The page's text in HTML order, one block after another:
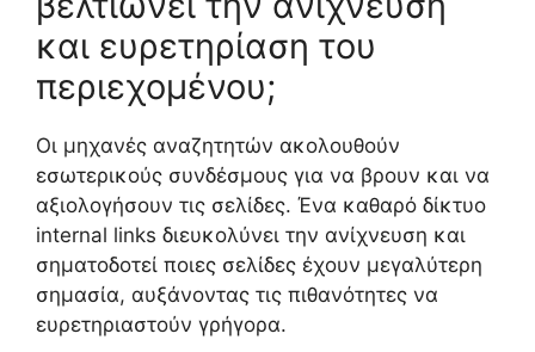
και ευρετηρίαση του
περιεχομένου;
Οι μηχανές αναζητητών ακολουθούν
εσωτερικούς συνδέσμους για να βρουν και να
αξιολογήσουν τις σελίδες. Ένα καθαρό δίκτυο
internal links διευκολύνει την ανίχνευση και
σηματοδοτεί ποιες σελίδες έχουν μεγαλύτερη
σημασία, αυξάνοντας τις πιθανότητες να
ευρετηριαστούν γρήγορα.